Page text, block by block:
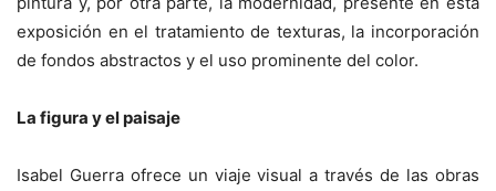
exposición en el tratamiento de texturas, la incorporación
de fondos abstractos y el uso prominente del color.
La figura y el paisaje
Isabel Guerra ofrece un viaje visual a través de las obras